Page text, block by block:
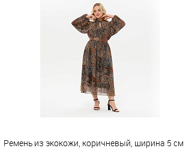
Ремень из экокожи, коричневый, ширина 5 см